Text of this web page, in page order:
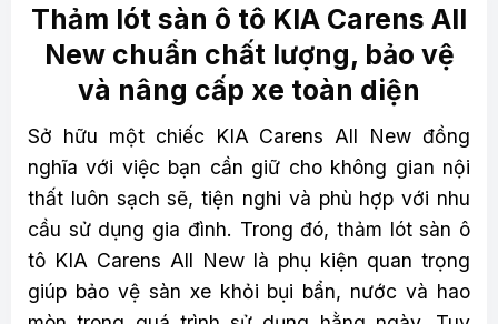
Thảm lót sàn ô tô KIA Carens All
New chuẩn chất lượng, bảo vệ
và nâng cấp xe toàn diện
Sở hữu một chiếc KIA Carens All New đồng
nghĩa với việc bạn cần giữ cho không gian nội
thất luôn sạch sẽ, tiện nghi và phù hợp với nhu
cầu sử dụng gia đình. Trong đó, thảm lót sàn ô
tô KIA Carens All New là phụ kiện quan trọng
giúp bảo vệ sàn xe khỏi bụi bẩn, nước và hao